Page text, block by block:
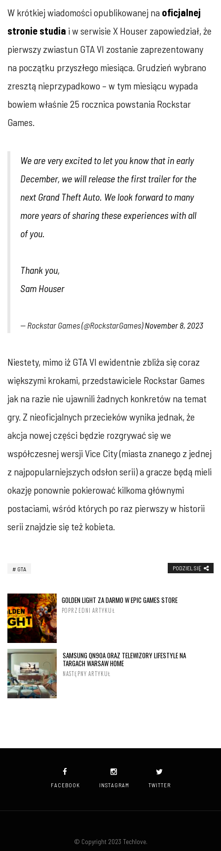
W krótkiej wiadomości opublikowanej na oficjalnej
stronie studia i w serwisie X Houser zapowiedział, że
pierwszy zwiastun GTA VI zostanie zaprezentowany
na początku przyszłego miesiąca. Grudzień wybrano
zresztą nieprzypadkowo – w tym miesiącu wypada
bowiem właśnie 25 rocznica powstania Rockstar
Games.
We are very excited to let you know that in early
December, we will release the first trailer for the
next Grand Theft Auto. We look forward to many
more years of sharing these experiences with all
of you.
Thank you,
Sam Houser
— Rockstar Games (@RockstarGames)November 8, 2023
Niestety, mimo iż GTA VI ewidentnie zbliża się coraz
większymi krokami, przedstawiciele Rockstar Games
jak na razie nie ujawnili żadnych konkretów na temat
gry. Z nieoficjalnych przecieków wynika jednak, że
akcja nowej części będzie rozgrywać się we
współczesnej wersji Vice City (miasta znanego z jednej
z najpopularniejszych odsłon serii) a gracze będą mieli
okazję ponownie pokierować kilkoma głównymi
postaciami, wśród których po raz pierwszy w historii
serii znajdzie się też kobieta.
GTA PODZIEL SIĘ
GOLDEN LIGHT ZA DARMO W EPIC GAMES STORE
POPRZEDNI ARTYKUŁ
SAMSUNG QN90A ORAZ TELEWIZORY LIFESTYLE NA
TARGACH WARSAW HOME
NASTĘPNY ARTYKUŁ
FACEBOOK INSTAGRAM TWITTER
© Copyright 2023 Techlove.